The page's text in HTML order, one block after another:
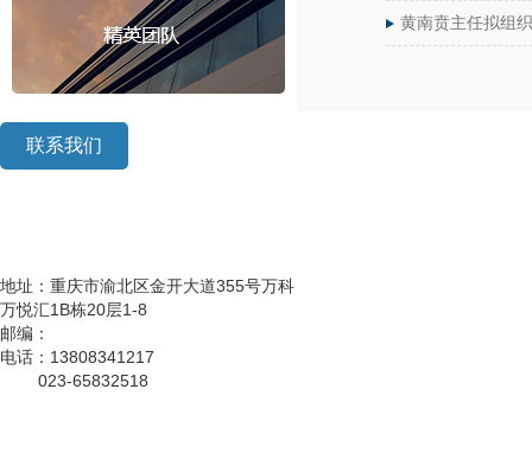
联系我们
地址：重庆市渝北区金开大道355号万科
万悦汇1B栋20层1-8
邮编：
电话：13808341217
023-65832518
黄南贲主任拟组